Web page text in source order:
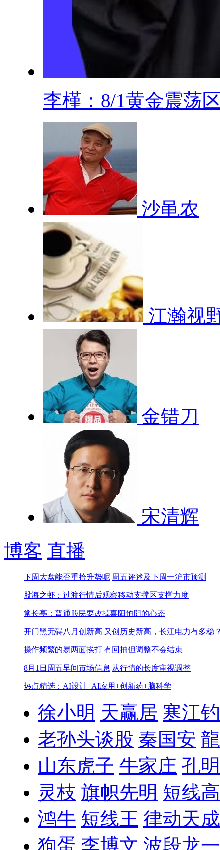
李槿：8/1黄金震荡
沙黾农
江瀚视
金错刀
宋清辉
博客 直播
下周大盘能否重拾升势呢 周五评述及下周一沪市预测
股海之虾：过渡行情后观察移动支撑区支撑力度
常长亭：普通股民要改掉喜阳怕阴的心态
开门黑无碍八月创新高 又创历史新高，长江电力有多稳
操作频繁的易两面挨打 有回抽但调整不会结束
8月1日周五早间市场信息 从行情的长度审视调整
热点精选：AI设计+AI应用+创新药+脑科学
徐小明 天赢居 寒江
老孙头谈股 秦国安
山东虎子 牛家庄 孔
灵枝 旗帜先明 短线
鸿牛 短线王 律动天成
狗蛋 李博文 波段龙一